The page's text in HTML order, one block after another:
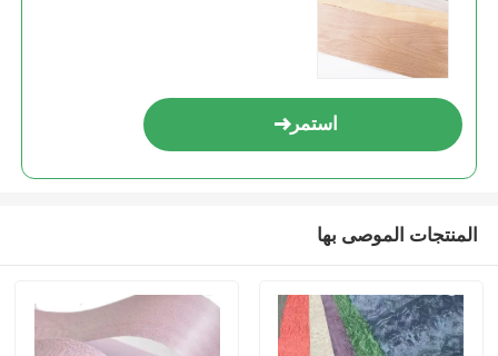
استمر
المنتجات الموصى بها